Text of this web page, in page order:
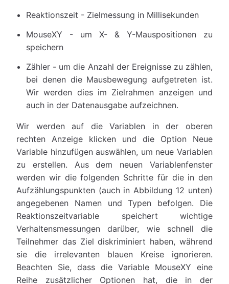
Reaktionszeit - Zielmessung in Millisekunden
MouseXY - um X- & Y-Mauspositionen zu
speichern
Zähler - um die Anzahl der Ereignisse zu zählen,
bei denen die Mausbewegung aufgetreten ist.
Wir werden dies im Zielrahmen anzeigen und
auch in der Datenausgabe aufzeichnen.
Wir werden auf die Variablen in der oberen
rechten Anzeige klicken und die Option Neue
Variable hinzufügen auswählen, um neue Variablen
zu erstellen. Aus dem neuen Variablenfenster
werden wir die folgenden Schritte für die in den
Aufzählungspunkten (auch in Abbildung 12 unten)
angegebenen Namen und Typen befolgen. Die
Reaktionszeitvariable speichert wichtige
Verhaltensmessungen darüber, wie schnell die
Teilnehmer das Ziel diskriminiert haben, während
sie die irrelevanten blauen Kreise ignorieren.
Beachten Sie, dass die Variable MouseXY eine
Reihe zusätzlicher Optionen hat, die in der